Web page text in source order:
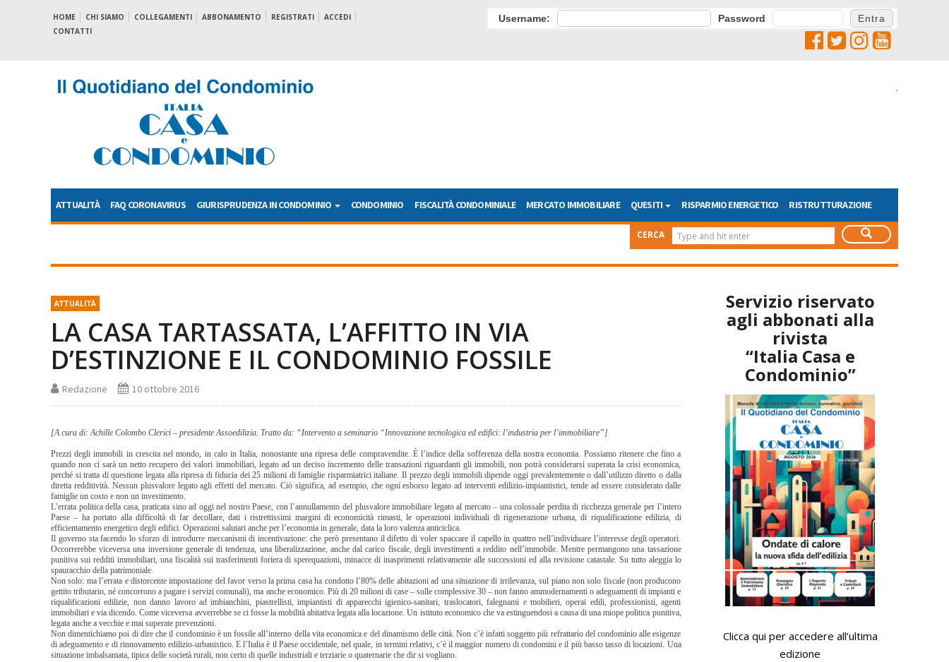
HOME CHI SIAMO COLLEGAMENTI ABBONAMENTO REGISTRATI
ACCEDI
CONTATTI
Username: Password
.
ATTUALITÀ FAQ CORONAVIRUS GIURISPRUDENZA IN CONDOMINIO CONDOMINIO FISCALITÀ CONDOMINIALE MERCATO IMMOBILIARE QUESITI RISPARMIO ENERGETICO RISTRUTTURAZIONE
CERCA
ATTUALITÀ
LA CASA TARTASSATA, L’AFFITTO IN VIA
D’ESTINZIONE E IL CONDOMINIO FOSSILE
Redazione 10 ottobre 2016
[A cura di: Achille Colombo Clerici – presidente Assoedilizia. Tratto da: “Intervento a seminario “Innovazione tecnologica ed edifici: l’industria per l’immobiliare”]
Prezzi degli immobili in crescita nel mondo, in calo in Italia, nonostante una ripresa delle compravendite. È l’indice della sofferenza della nostra economia. Possiamo ritenere che fino a
quando non ci sarà un netto recupero dei valori immobiliari, legato ad un deciso incremento delle transazioni riguardanti gli immobili, non potrà considerarsi superata la crisi economica,
perché si tratta di questione legata alla ripresa di fiducia dei 25 milioni di famiglie risparmiatrici italiane. Il prezzo degli immobili dipende oggi prevalentemente o dall’utilizzo diretto o dalla
diretta redditività. Nessun plusvalore legato agli effetti del mercato. Ciò significa, ad esempio, che ogni esborso legato ad interventi edilizio-impiantistici, tende ad essere considerato dalle
famiglie un costo e non un investimento.
L’errata politica della casa, praticata sino ad oggi nel nostro Paese, con l’annullamento del plusvalore immobiliare legato al mercato – una colossale perdita di ricchezza generale per l’intero
Paese – ha portato alla difficoltà di far decollare, dati i ristrettissimi margini di economicità rimasti, le operazioni individuali di rigenerazione urbana, di riqualificazione edilizia, di
efficientamento energetico degli edifici. Operazioni salutari anche per l’economia in generale, data la loro valenza anticiclica.
Il governo sta facendo lo sforzo di introdurre meccanismi di incentivazione: che però presentano il difetto di voler spaccare il capello in quattro nell’individuare l’interesse degli operatori.
Occorrerebbe viceversa una inversione generale di tendenza, una liberalizzazione, anche dal carico fiscale, degli investimenti a reddito nell’immobile. Mentre permangono una tassazione
punitiva sui redditi immobiliari, una fiscalità sui trasferimenti foriera di sperequazioni, minacce di inasprimenti relativamente alle successioni ed alla revisione catastale. Su tutto aleggia lo
spauracchio della patrimoniale.
Non solo: ma l’errata e distorcente impostazione del favor verso la prima casa ha condotto l’80% delle abitazioni ad una situazione di irrilevanza, sul piano non solo fiscale (non producono
gettito tributario, né concorrono a pagare i servizi comunali), ma anche economico. Più di 20 milioni di case – sulle complessive 30 – non fanno ammodernamenti o adeguamenti di impianti e
riqualificazioni edilizie, non danno lavoro ad imbianchini, piastrellisti, impiantisti di apparecchi igienico-sanitari, traslocatori, falegnami e mobilieri, operai edili, professionisti, agenti
immobiliari e via dicendo. Come viceversa avverrebbe se ci fosse la mobilità abitativa legata alla locazione. Un istituto economico che va estinguendosi a causa di una miope politica punitiva,
legata anche a vecchie e mai superate prevenzioni.
Non dimentichiamo poi di dire che il condominio è un fossile all’interno della vita economica e del dinamismo delle città. Non c’è infatti soggetto più refrattario del condominio alle esigenze
di adeguamento e di rinnovamento edilizio-urbanistico. E l’Italia è il Paese occidentale, nel quale, in termini relativi, c’è il maggior numero di condomini e il più basso tasso di locazioni. Una
situazione imbalsamata, tipica delle società rurali, non certo di quelle industriali e terziarie o quaternarie che dir si vogliano.
Servizio riservato
agli abbonati alla
rivista
“Italia Casa e
Condominio”
Clicca qui per accedere all’ultima
edizione